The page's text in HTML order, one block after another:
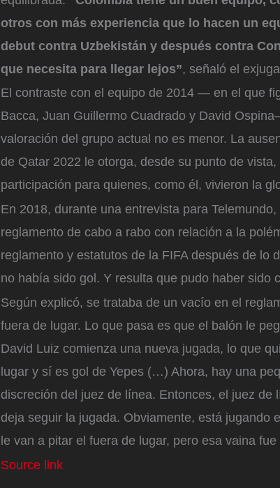
otros con más experiencia que lo hacen un
debut contra Uzbekistán y después contra
que necesita para llegar lejos”, señaló el
El contraste con el equipo de 2014 — en el que
Bacca, Juan Guillermo Cuadrado y David
valoración del grupo actual no es menor. La
de Qatar 2022 le otorga, desde su punto de
participación para quienes, como él, vivieron la
En 2018, durante una entrevista para
reglamento de cabo a rabo con relación a la
reglamento y estatutos de la FIFA después de lo
no había sido gol. Y resulta que pudo haber sido
Según explicó, se trataba de un vacío en el
fuera de lugar. Lo que pasa es que el balón le
David Luiz comienza una nueva jugada, lo que
lugar y sí es gol de Yepes (…) Ahora, hay una
discreción del juez de línea. Entonces, el juez de
deja seguir la jugada. Obviamente, está jugando
le van a pitar el fuera de lugar, pero esa vaina
Source link